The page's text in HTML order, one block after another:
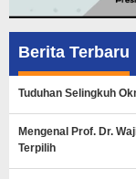
Berita Terbaru
Tuduhan Selingkuh
Mengenal Prof. Dr.
Terpilih